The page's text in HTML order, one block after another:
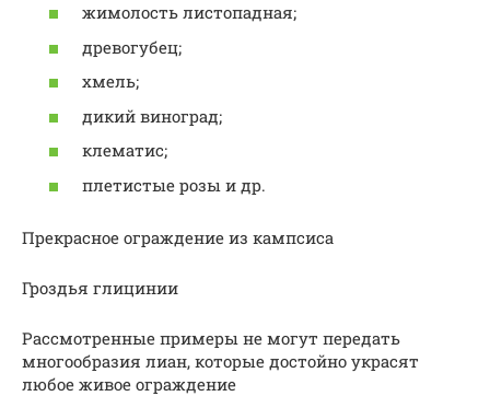
жимолость листопадная;
древогубец;
хмель;
дикий виноград;
клематис;
плетистые розы и др.
Прекрасное ограждение из кампсиса
Гроздья глицинии
Рассмотренные примеры не могут передать
многообразия лиан, которые достойно украсят
любое живое ограждение